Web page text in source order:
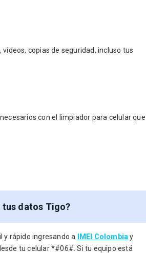
copias de seguridad, incluso tus
con el limpiador para celular que
tus datos Tigo?
y rápido ingresando a IMEI Colombia y
tu celular *#06#. Si tu equipo está